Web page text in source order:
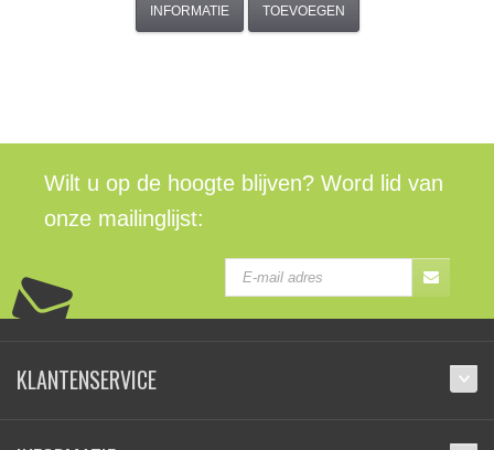
INFORMATIE TOEVOEGEN
Wilt u op de hoogte blijven? Word lid van
onze mailinglijst:
KLANTENSERVICE